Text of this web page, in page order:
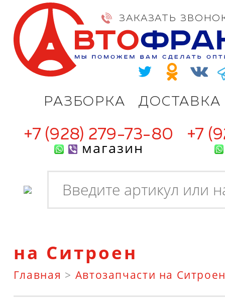
РАЗБОРКА ДОСТАВКА
ЗАКАЗАТЬ
+7 (928) 279-73-80
магазин
+7
на Ситроен
Главная > Автозапчасти на